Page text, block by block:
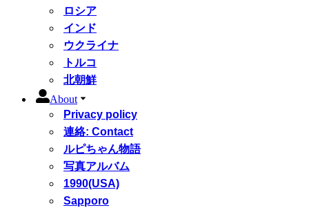
ロシア
インド
ウクライナ
トルコ
北朝鮮
About
Privacy policy
連絡: Contact
ルピちゃん物語
写真アルバム
1990(USA)
Sapporo